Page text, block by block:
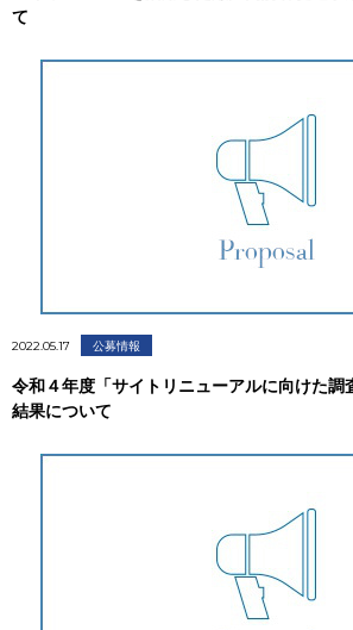
て
2022.05.17 公募情報
令和４年度「サイトリニューアルに向けた調
結果について